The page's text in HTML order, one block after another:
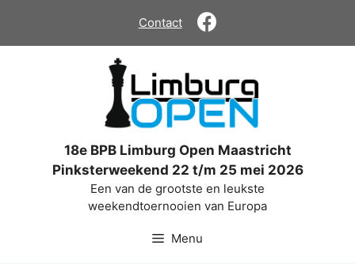
de
Contact
18e BPB Limburg Open Maastricht
Pinksterweekend 22 t/m 25 mei 2026
Een van de grootste en leukste
weekendtoernooien van Europa
Menu